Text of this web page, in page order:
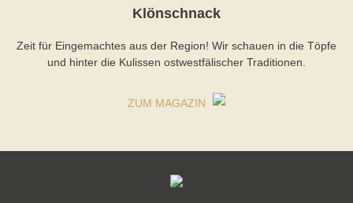
Klönschnack
Zeit für Eingemachtes aus der Region! Wir schauen in die Töpfe
und hinter die Kulissen ostwestfälischer Traditionen.
ZUM MAGAZIN